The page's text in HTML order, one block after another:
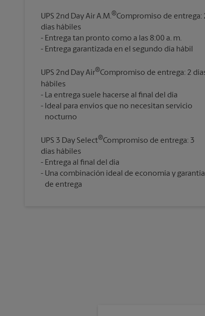
UPS 2nd Day Air A.M.®Compromiso de entrega:
días hábiles
Entrega tan pronto como a las 8:00 a. m.
UPS 2nd Day Air®Compromiso de entrega: 2
hábiles
La entrega suele hacerse al final del día
Ideal para envíos que no necesitan servicio
UPS 3 Day Select®Compromiso de entrega: 3
días hábiles
Entrega al final del día
Una combinación ideal de economía y garantía
de entrega